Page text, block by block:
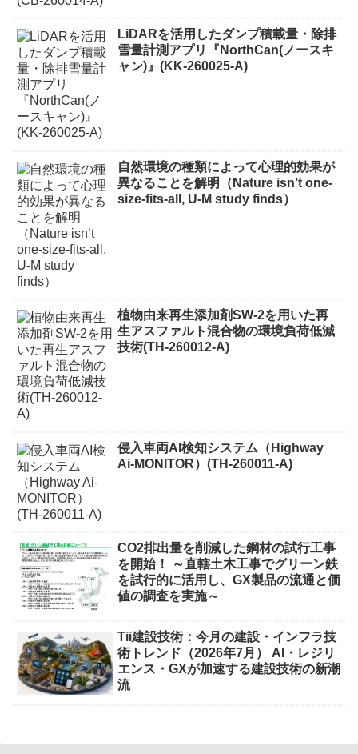
LiDARを活用したダンプ積載量・除排
雪量計測アプリ『NorthCan(ノースキ
ャン)』(KK-260025-A)
自然環境の種類によって心理的効果が
異なることを解明（Nature isn’t one-
size-fits-all, U-M study finds）
植物由来再生添加剤SW-2を用いた再
生アスファルト混合物の環境負荷低減
技術(TH-260012-A)
侵入車両AI検知システム（Highway
Ai-MONITOR）(TH-260011-A)
CO2排出量を削減した鋼材の試行工事
を開始！ ～直轄土木工事でグリーン鉄
を試行的に活用し、GX製品の流通と価
値の調査を実施～
Tii建設技術：今月の建設・インフラ技
術トレンド（2026年7月） AI・レジリ
エンス・GXが加速する建設技術の新潮
流